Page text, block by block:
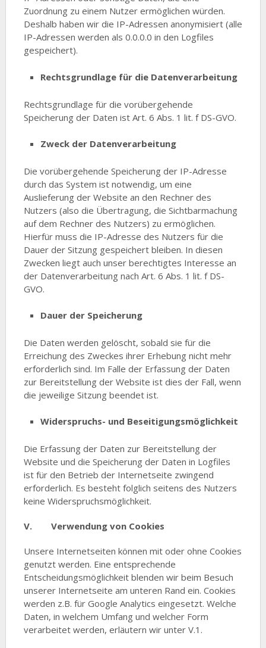
Zuordnung zu einem Nutzer ermöglichen würden.
Deshalb haben wir die IP-Adressen anonymisiert (alle
IP-Adressen werden als 0.0.0.0 in den Logfiles
gespeichert).
Rechtsgrundlage für die Datenverarbeitung
Rechtsgrundlage für die vorübergehende
Speicherung der Daten ist Art. 6 Abs. 1 lit. f DS-GVO.
Zweck der Datenverarbeitung
Die vorübergehende Speicherung der IP-Adresse
durch das System ist notwendig, um eine
Auslieferung der Website an den Rechner des
Nutzers (also die Übertragung, die Sichtbarmachung
auf dem Rechner des Nutzers) zu ermöglichen.
Hierfür muss die IP-Adresse des Nutzers für die
Dauer der Sitzung gespeichert bleiben. In diesen
Zwecken liegt auch unser berechtigtes Interesse an
der Datenverarbeitung nach Art. 6 Abs. 1 lit. f DS-
GVO.
Dauer der Speicherung
Die Daten werden gelöscht, sobald sie für die
Erreichung des Zweckes ihrer Erhebung nicht mehr
erforderlich sind. Im Falle der Erfassung der Daten
zur Bereitstellung der Website ist dies der Fall, wenn
die jeweilige Sitzung beendet ist.
Widerspruchs- und Beseitigungsmöglichkeit
Die Erfassung der Daten zur Bereitstellung der
Website und die Speicherung der Daten in Logfiles
ist für den Betrieb der Internetseite zwingend
erforderlich. Es besteht folglich seitens des Nutzers
keine Widerspruchsmöglichkeit.
V. Verwendung von Cookies
Unsere Internetseiten können mit oder ohne Cookies
genutzt werden. Eine entsprechende
Entscheidungsmöglichkeit blenden wir beim Besuch
unserer Internetseite am unteren Rand ein. Cookies
werden z.B. für Google Analytics eingesetzt. Welche
Daten, in welchem Umfang und welcher Form
verarbeitet werden, erläutern wir unter V.1.